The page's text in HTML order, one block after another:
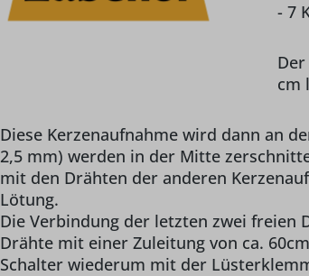
- 7
cm
Diese Kerzenaufnahme wird dann an
2,5 mm) werden in der Mitte
mit den Drähten der anderen
Lötung.
Die Verbindung der letzten zwei freien
Drähte mit einer Zuleitung von ca.
Schalter wiederum mit der